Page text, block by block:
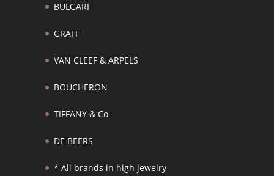
BULGARI
GRAFF
VAN CLEEF & ARPELS
BOUCHERON
TIFFANY & Co
DE BEERS
* All brands in high jewelry